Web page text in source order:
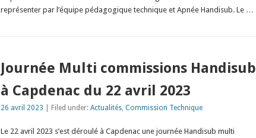
représenter par l’équipe pédagogique technique et Apnée Handisub. Le …
Journée Multi commissions Handisub
à Capdenac du 22 avril 2023
26 avril 2023 | Filed under:Actualités,Commission Technique
Le 22 avril 2023 s’est déroulé à Capdenac une journée Handisub multi